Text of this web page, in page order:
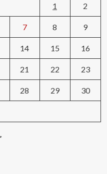
1
2
7 8 9
14 15 16
21 22 23
28 29 30